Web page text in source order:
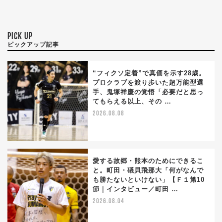
PICK UP
ピックアップ記事
“フィクソ定着”で真価を示す28歳。
プロクラブを渡り歩いた超万能型選
手、鬼塚祥慶の覚悟「必要だと思っ
てもらえる以上、その …
2026.08.08
愛する故郷・熊本のためにできるこ
と。町田・礒貝飛那大「何がなんで
も勝たないといけない」【Ｆ１第10
節｜インタビュー／町田 …
2026.08.04